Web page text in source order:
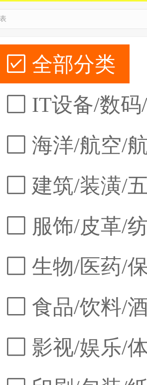
全部分类
IT设备/数码
海洋/航空/
建筑/装潢/
服饰/皮革/
生物/医药/
食品/饮料/
影视/娱乐/